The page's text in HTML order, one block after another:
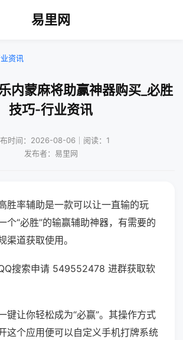
易里网
资讯
内蒙麻将助赢神器购买_必胜
技巧-行业资讯
时间：2026-08-06｜阅读：1
发布者：易里网
胜率辅助是一款可以让一直输的玩
个“必胜”的输赢辅助神器，有需要的
渠道获取使用。
搜索申请 549552478 进群获取软
键让你轻松成为“必赢”。其操作方式
这个应用便可以自定义手机打牌系统